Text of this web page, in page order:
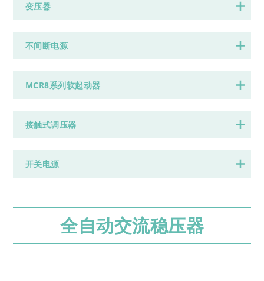
变压器
不间断电源
MCR8系列软起动器
接触式调压器
开关电源
全自动交流稳压器